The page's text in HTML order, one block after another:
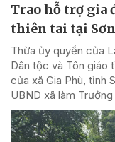
Trao hỗ trợ gia
thiên tai tại
Thừa ủy quyền của
Dân tộc và Tôn giáo
của xã Gia Phù, tỉnh
UBND xã làm